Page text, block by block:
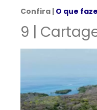
Confira | O que
9 |